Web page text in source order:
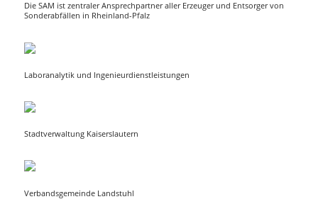
Die SAM ist zentraler Ansprechpartner aller Erzeuger und Entsorger von
Sonderabfällen in Rheinland-Pfalz
Laboranalytik und Ingenieurdienstleistungen
Stadtverwaltung Kaiserslautern
Verbandsgemeinde Landstuhl